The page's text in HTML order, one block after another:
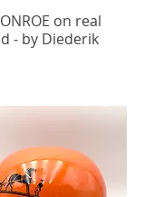
on real
- by Diederik